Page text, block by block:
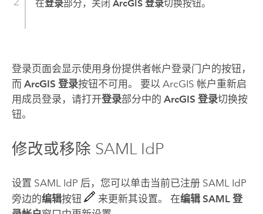
在登录部分，关闭 ArcGIS 登录切换按钮。
登录页面会显示使用身份提供者帐户登录门户的按钮，
而 ArcGIS 登录按钮不可用。 要以 ArcGIS 帐户重新启
用成员登录，请打开登录部分中的 ArcGIS 登录切换按
钮。
修改或移除 SAML IdP
设置 SAMLIdP 后，您可以单击当前已注册 SAMLIdP
旁边的编辑按钮 来更新其设置。 在编辑 SAML 登